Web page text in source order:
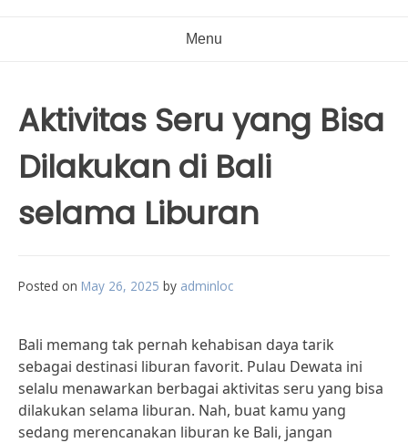
Menu
Aktivitas Seru yang Bisa
Dilakukan di Bali
selama Liburan
Posted on May 26, 2025 by adminloc
Bali memang tak pernah kehabisan daya tarik
sebagai destinasi liburan favorit. Pulau Dewata ini
selalu menawarkan berbagai aktivitas seru yang bisa
dilakukan selama liburan. Nah, buat kamu yang
sedang merencanakan liburan ke Bali, jangan